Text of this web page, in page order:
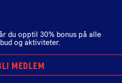
du opptil 30% bonus på alle
og aktiviteter.
MEDLEM